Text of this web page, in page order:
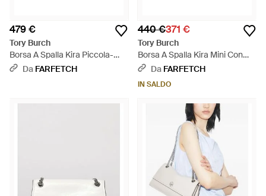
479 €
Tory Burch
Borsa A Spalla Kira Piccola-
Donna - Neutro
Da FARFETCH
440 €371 €
Tory Burch
Borsa A Spalla Kira Mini Con
Chiusura A Girello - Bianco
Da FARFETCH
IN SALDO